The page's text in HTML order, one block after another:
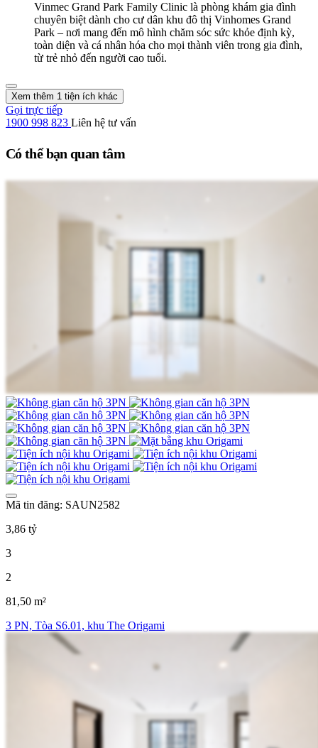
Vinmec Grand Park Family Clinic là phòng khám gia đình
chuyên biệt dành cho cư dân khu đô thị Vinhomes Grand
Park – nơi mang đến mô hình chăm sóc sức khỏe định kỳ,
toàn diện và cá nhân hóa cho mọi thành viên trong gia đình,
từ trẻ nhỏ đến người cao tuổi.
Xem thêm 1 tiện ích khác
Gọi trực tiếp
1900 998 823 Liên hệ tư vấn
Có thể bạn quan tâm
Mã tin đăng: SAUN2582
3,86 tỷ
3
2
81,50 m²
3 PN, Tòa S6.01, khu The Origami